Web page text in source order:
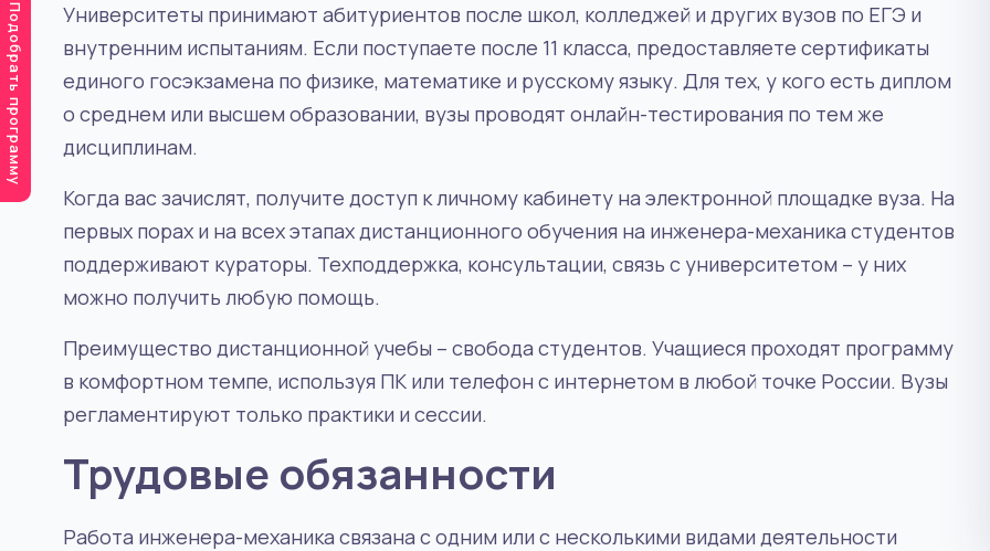
Университеты принимают абитуриентов после школ, колледжей и других вузов по ЕГЭ и
внутренним испытаниям. Если поступаете после 11 класса, предоставляете сертификаты
единого госэкзамена по физике, математике и русскому языку. Для тех, у кого есть диплом
о среднем или высшем образовании, вузы проводят онлайн-тестирования по тем же
дисциплинам.
Когда вас зачислят, получите доступ к личному кабинету на электронной площадке вуза. На
первых порах и на всех этапах дистанционного обучения на инженера-механика студентов
поддерживают кураторы. Техподдержка, консультации, связь с университетом – у них
можно получить любую помощь.
Преимущество дистанционной учебы – свобода студентов. Учащиеся проходят программу
в комфортном темпе, используя ПК или телефон с интернетом в любой точке России. Вузы
регламентируют только практики и сессии.
Трудовые обязанности
Работа инженера-механика связана с одним или с несколькими видами деятельности
Подобрать программу